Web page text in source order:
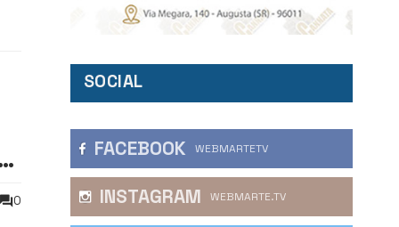
0
SOCIAL
FACEBOOK WEBMARTETV
INSTAGRAM WEBMARTE.TV